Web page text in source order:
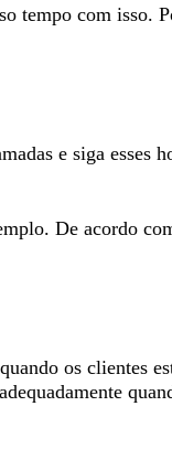
tempo com isso.
e siga esses
De acordo
os clientes